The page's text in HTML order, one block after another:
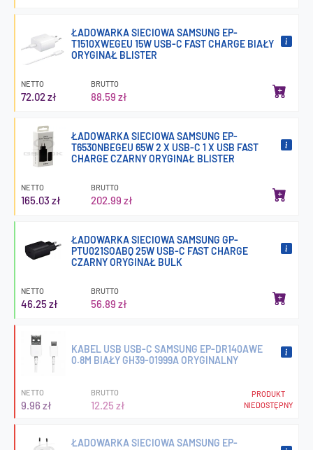
ŁADOWARKA SIECIOWA SAMSUNG EP-
T1510XWEGEU 15W USB-C FAST CHARGE BIAŁY
ORYGINAŁ BLISTER
NETTO
72.02 zł
BRUTTO
88.59 zł
ŁADOWARKA SIECIOWA SAMSUNG EP-
T6530NBEGEU 65W 2 X USB-C 1 X USB FAST
CHARGE CZARNY ORYGINAŁ BLISTER
NETTO
165.03 zł
BRUTTO
202.99 zł
ŁADOWARKA SIECIOWA SAMSUNG GP-
PTU021SOABQ 25W USB-C FAST CHARGE
CZARNY ORYGINAŁ BULK
NETTO
46.25 zł
BRUTTO
56.89 zł
KABEL USB USB-C SAMSUNG EP-DR140AWE
0.8M BIAŁY GH39-01999A ORYGINALNY
NETTO
9.96 zł
BRUTTO
12.25 zł
PRODUKT
NIEDOSTĘPNY
ŁADOWARKA SIECIOWA SAMSUNG EP-